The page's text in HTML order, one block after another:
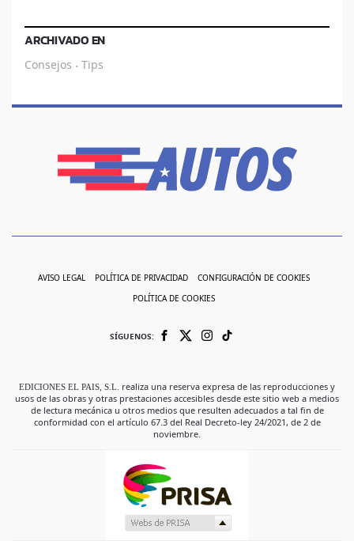
ARCHIVADO EN
Consejos · Tips
AVISO LEGAL POLÍTICA DE PRIVACIDAD CONFIGURACIÓN DE COOKIES
POLÍTICA DE COOKIES
SÍGUENOS:
EDICIONES EL PAIS, S.L.
realiza una reserva expresa de las reproducciones y
usos de las obras y otras prestaciones accesibles desde este sitio web a medios
de lectura mecánica u otros medios que resulten adecuados a tal fin de
conformidad con el artículo 67.3 del Real Decreto-ley 24/2021, de 2 de
noviembre.